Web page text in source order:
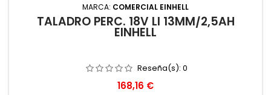
MARCA: COMERCIAL EINHELL
TALADRO PERC. 18V LI 13MM/2,5AH
EINHELL
Reseña(s): 0
Precio
168,16 €